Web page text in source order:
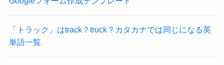
「トラック」はtrack？truck？カタカナでは同じになる英
単語一覧